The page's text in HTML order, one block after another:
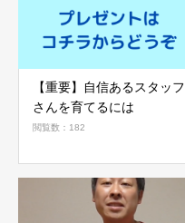
【重要】自信あるスタッフ
さんを育てるには
閲覧数：182